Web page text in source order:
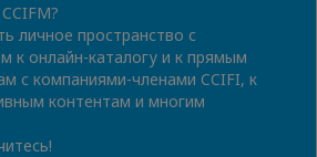
личное пространство с
к онлайн-каталогу и к прямым
с компаниями-членами CCIFI, к
контентам и многим